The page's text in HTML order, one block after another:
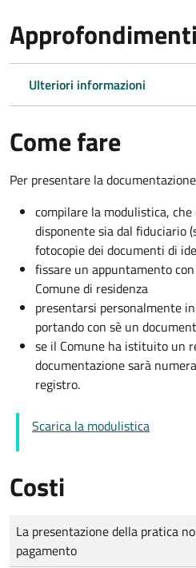
Approfondimenti
Ulteriori informazioni
Come fare
Per presentare la
compilare la modulistica,
disponente sia dal fiduciario
fotocopie dei documenti di
fissare un appuntamento
Comune di residenza
presentarsi personalmente
portando con sè un
se il Comune ha istituito un
documentazione sarà
registro.
Scarica la modulistica
Costi
Tipo di pagamento
Importo
La presentazione della pratica
pagamento